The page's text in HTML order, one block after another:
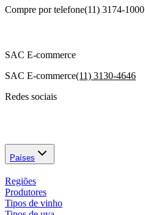
Compre por telefone(11) 3174-1000
SAC E-commerce
SAC E-commerce(11) 3130-4646
Redes sociais
Países
Regiões
Produtores
Tipos de vinho